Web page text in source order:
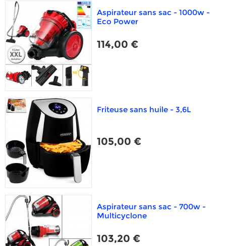
Aspirateur sans sac - 1000w -
Eco Power
114,00 €
Friteuse sans huile - 3,6L
105,00 €
Aspirateur sans sac - 700w -
Multicyclone
103,20 €